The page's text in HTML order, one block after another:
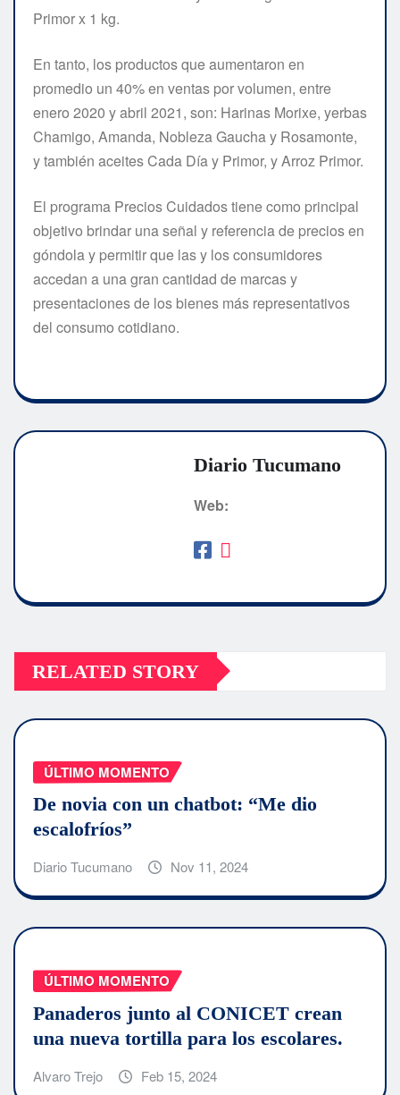
Primor x 1 kg.
En tanto, los productos que aumentaron en
promedio un 40% en ventas por volumen, entre
enero 2020 y abril 2021, son: Harinas Morixe, yerbas
Chamigo, Amanda, Nobleza Gaucha y Rosamonte,
y también aceites Cada Día y Primor, y Arroz Primor.
El programa Precios Cuidados tiene como principal
objetivo brindar una señal y referencia de precios en
góndola y permitir que las y los consumidores
accedan a una gran cantidad de marcas y
presentaciones de los bienes más representativos
del consumo cotidiano.
Diario Tucumano
Web:
RELATED STORY
ÚLTIMO MOMENTO
De novia con un chatbot: “Me dio
escalofríos”
Diario Tucumano Nov 11, 2024
ÚLTIMO MOMENTO
Panaderos junto al CONICET crean
una nueva tortilla para los escolares.
Alvaro Trejo Feb 15, 2024